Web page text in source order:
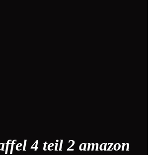
4 teil 2 amazon